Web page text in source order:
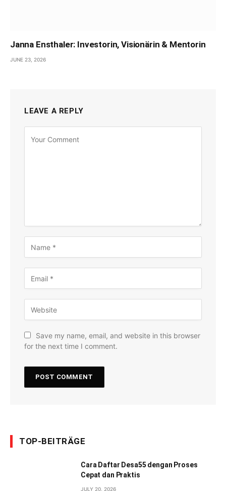
Janna Ensthaler: Investorin, Visionärin & Mentorin
JUNE 23, 2026
LEAVE A REPLY
Save my name, email, and website in this browser
for the next time I comment.
TOP-BEITRÄGE
Cara Daftar Desa55 dengan Proses
Cepat dan Praktis
JULY 20, 2026